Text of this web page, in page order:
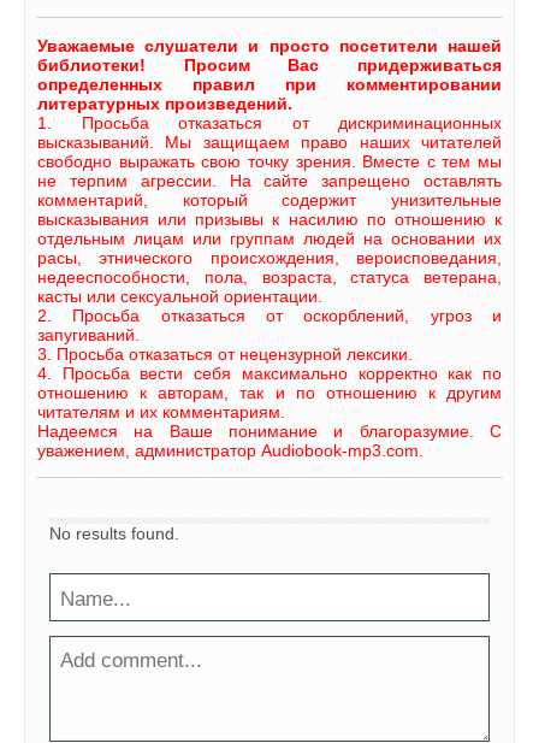
Уважаемые слушатели и просто посетители нашей
библиотеки! Просим Вас придерживаться
определенных правил при комментировании
литературных произведений.
1. Просьба отказаться от дискриминационных
высказываний. Мы защищаем право наших читателей
свободно выражать свою точку зрения. Вместе с тем мы
не терпим агрессии. На сайте запрещено оставлять
комментарий, который содержит унизительные
высказывания или призывы к насилию по отношению к
отдельным лицам или группам людей на основании их
расы, этнического происхождения, вероисповедания,
недееспособности, пола, возраста, статуса ветерана,
касты или сексуальной ориентации.
2. Просьба отказаться от оскорблений, угроз и
запугиваний.
3. Просьба отказаться от нецензурной лексики.
4. Просьба вести себя максимально корректно как по
отношению к авторам, так и по отношению к другим
читателям и их комментариям.
Надеемся на Ваше понимание и благоразумие. С
уважением, администратор Audiobook-mp3.com.
No results found.